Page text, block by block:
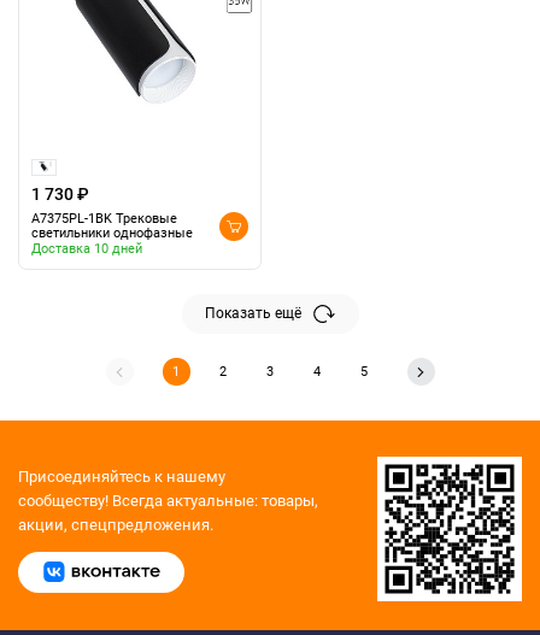
1 730 ₽
A7375PL-1BK Трековые
светильники однофазные
Доставка 10 дней
Показать ещё
1 2 3 4 5
Присоединяйтесь к нашему
сообществу! Всегда актуальные: товары,
акции, спецпредложения.